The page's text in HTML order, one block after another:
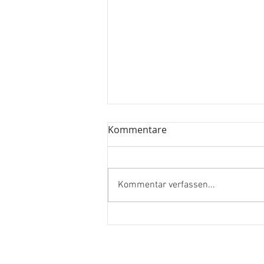
Kommentare
Kommentar verfassen...